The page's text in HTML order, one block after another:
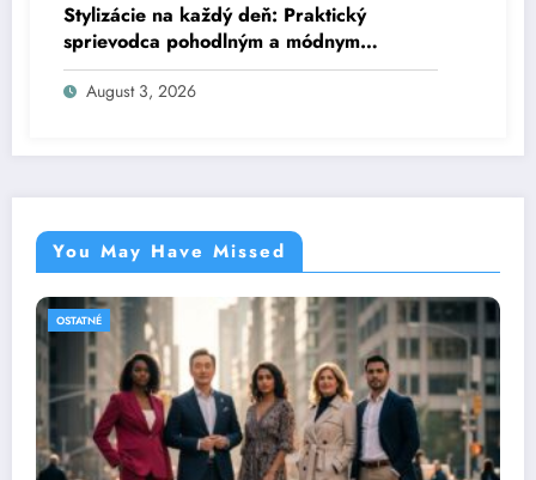
Stylizácie na každý deň: Praktický
sprievodca pohodlným a módnym
obliekaním
August 3, 2026
You May Have Missed
OSTATNÉ